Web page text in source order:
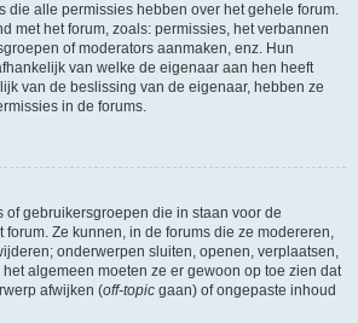
die alle permissies hebben over het gehele forum.
met het forum, zoals: permissies, het verbannen
of moderators aanmaken, enz. Hun
van welke de eigenaar aan hen heeft
van de beslissing van de eigenaar, hebben ze
in de forums.
of gebruikersgroepen die in staan voor de
Ze kunnen, in de forums die ze modereren,
onderwerpen sluiten, openen, verplaatsen,
algemeen moeten ze er gewoon op toe zien dat
afwijken (off-topic gaan) of ongepaste inhoud